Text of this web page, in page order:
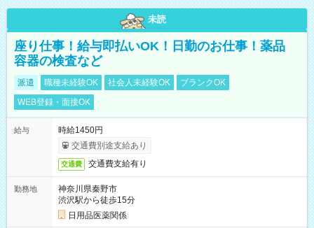
未読
座り仕事！給与即払いOK！日勤のお仕事！薬品
容器の検査など
派遣 職種未経験OK 社会人未経験OK
ブランクOK
WEB登録・面接OK
給与
時給1450円
交通費別途支給あり
交通費 交通費支給有り
勤務地
神奈川県秦野市
渋沢駅から徒歩15分
日用品医薬関係